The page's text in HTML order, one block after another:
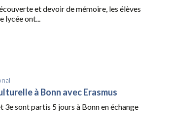
et devoir de mémoire, les élèves
lycée ont...
à Bonn avec Erasmus
3e sont partis 5 jours à Bonn en échange